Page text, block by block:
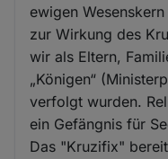
ewigen
zur Wirkung des
wir als Eltern,
„Königen“
verfolgt wurden.
ein Gefängnis für
Das "Kruzifix"